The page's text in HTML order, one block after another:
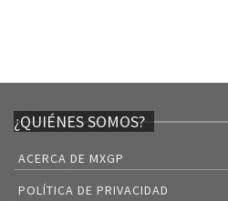
¿QUIÉNES SOMOS?
ACERCA DE MXGP
POLÍTICA DE PRIVACIDAD